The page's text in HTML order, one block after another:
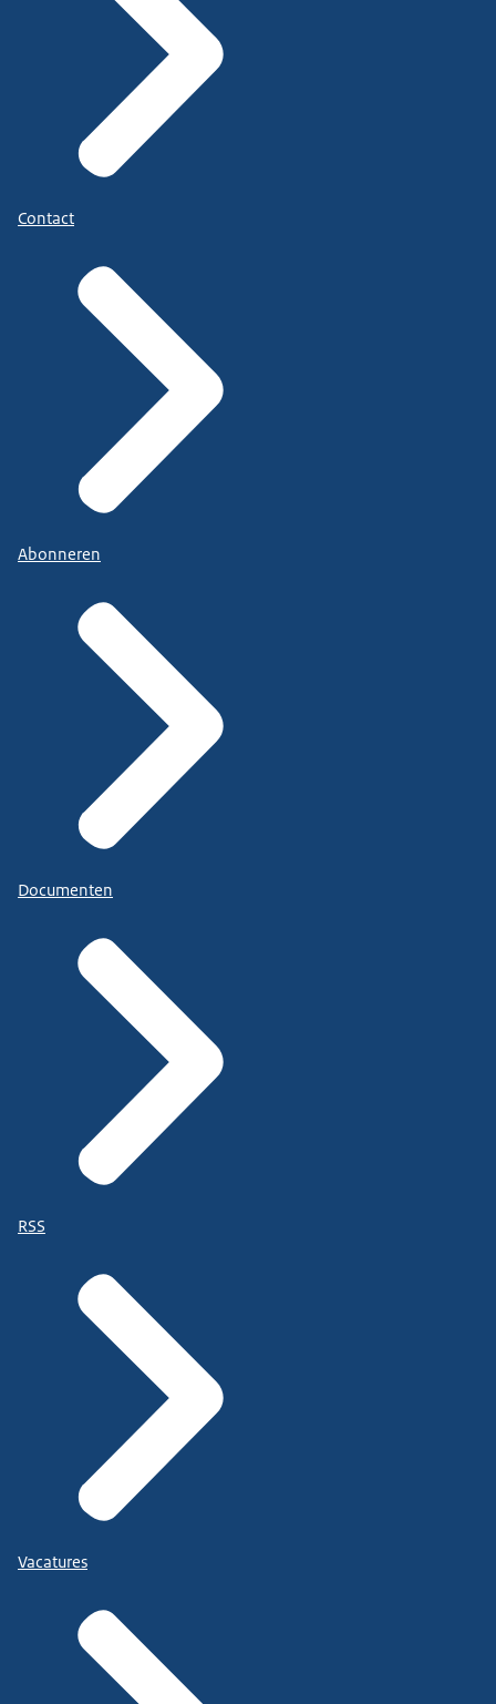
Contact
Abonneren
Documenten
RSS
Vacatures